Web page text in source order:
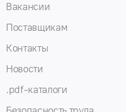
Вакансии
Поставщикам
Контакты
Новости
.pdf-каталоги